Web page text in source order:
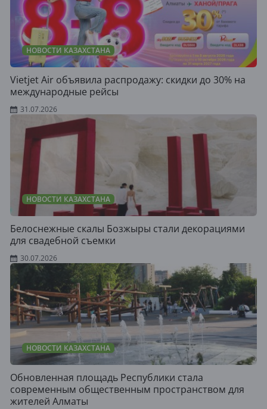
НОВОСТИ КАЗАХСТАНА
Vietjet Air объявила распродажу: скидки до 30% на
международные рейсы
31.07.2026
НОВОСТИ КАЗАХСТАНА
Белоснежные скалы Бозжыры стали декорациями
для свадебной съемки
30.07.2026
НОВОСТИ КАЗАХСТАНА
Обновленная площадь Республики стала
современным общественным пространством для
жителей Алматы